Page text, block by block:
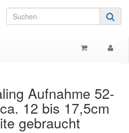
Aufnahme 52-
12 bis 17,5cm
gebraucht